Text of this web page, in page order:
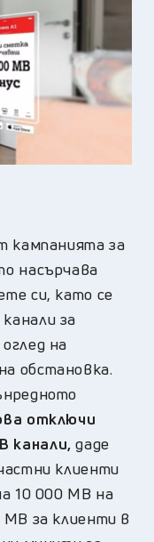
кампанията за
насърчава
си, като се
за
на
обстановка.
отключи
канали, даде
клиенти
10 000 МВ на
МВ за клиенти в